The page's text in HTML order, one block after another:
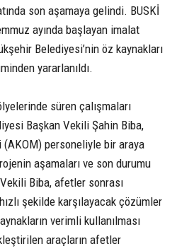
son aşamaya gelindi. BUSKİ
ayında başlayan imalat
Belediyesi’nin öz kaynakları
yararlanıldı.
süren çalışmaları
Başkan Vekili Şahin Biba,
personeliyle bir araya
aşamaları ve son durumu
Biba, afetler sonrası
şekilde karşılayacak çözümler
verimli kullanılması
araçların afetler